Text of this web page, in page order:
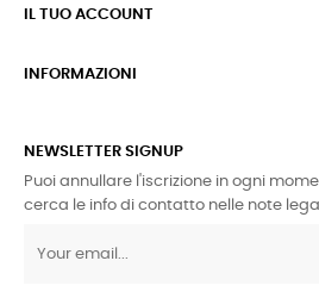
IL TUO ACCOUNT
INFORMAZIONI
NEWSLETTER SIGNUP
Puoi annullare l'iscrizione in ogni
cerca le info di contatto nelle note